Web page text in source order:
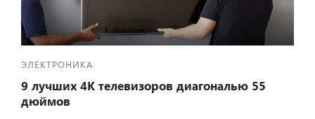
ЭЛЕКТРОНИКА
9 лучших 4К телевизоров диагональю 55
дюймов